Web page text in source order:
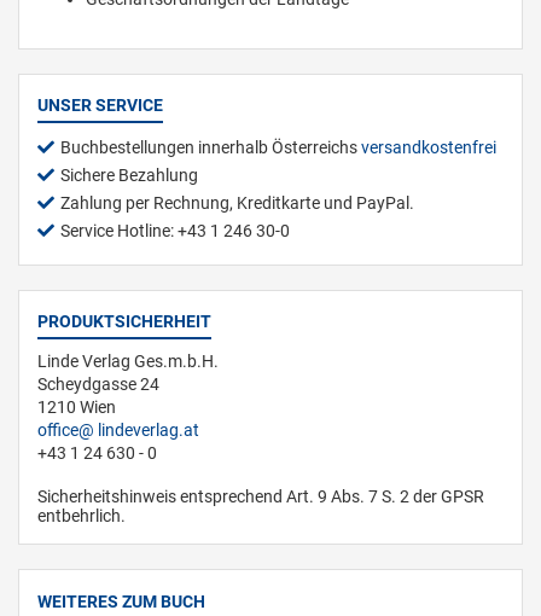
UNSER SERVICE
Buchbestellungen innerhalb Österreichsversandkostenfrei
Sichere Bezahlung
Zahlung per Rechnung, Kreditkarte und PayPal.
Service Hotline: +43 1 246 30-0
PRODUKTSICHERHEIT
Linde Verlag Ges.m.b.H.
Scheydgasse 24
1210 Wien
office
lindeverlag.at
+43 1 24 630 - 0
Sicherheitshinweis entsprechend Art. 9 Abs. 7 S. 2 der GPSR
entbehrlich.
WEITERES ZUM BUCH